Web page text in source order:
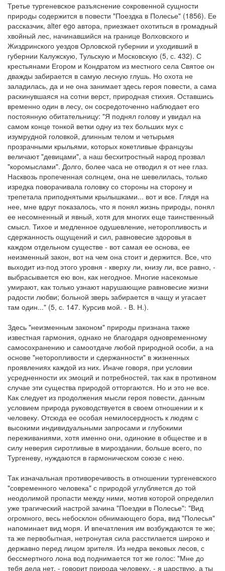
Третье тургеневское разъяснение сокровенной сущности
природы содержится в повести "Поездка в Полесье" (1856). Ее
рассказчик, alter ego автора, приезжает охотиться в громадный
хвойный лес, начинавшийся на границе Волховского и
Жиздринского уездов Орловской губернии и уходивший в
губернии Калужскую, Тульскую и Московскую (5, с. 432). С
крестьянами Егором и Кондратом из местного села Святое он
дважды забирается в самую лесную глушь. Но охота не
заладилась, да и не она занимает здесь героя повести, а сама
раскинувшаяся на сотни верст, природная стихия. Оставшись
временно один в лесу, он сосредоточенно наблюдает его
постоянную обитательницу: "Я поднял голову и увидал на
самом конце тонкой ветки одну из тех больших мух с
изумрудной головкой, длинным телом и четырьмя
прозрачными крыльями, которых кокетливые французы
величают "девицами", а наш бесхитростный народ прозвал
"коромыслами". Долго, более часа не отводил я от нее глаз.
Насквозь пропеченная солнцем, она не шевелилась, только
изредка поворачивала головку со стороны на сторону и
трепетала приподнятыми крылышками... вот и все. Глядя на
нее, мне вдруг показалось, что я понял жизнь природы, понял
ее несомненный и явный, хотя для многих еще таинственный
смысл. Тихое и медленное одушевление, неторопливость и
сдержанность ощущений и сил, равновесие здоровья в
каждом отдельном существе - вот самая ее основа, ее
неизменный закон, вот на чем она стоит и держится. Все, что
выходит из-под этого уровня - кверху ли, книзу ли, все равно, -
выбрасывается ею вон, как негодное. Многие насекомые
умирают, как только узнают нарушающие равновесие жизни
радости любви; больной зверь забирается в чащу и угасает
там один..." (5, с. 147. Курсив мой. - В. Н.).
Здесь "неизменным законом" природы признана также
известная гармония, однако не благодаря одновременному
самосохранению и самоотдаче любой природной особи, а на
основе "неторопливости и сдержанности" в жизненных
проявлениях каждой из них. Иначе говоря, при условии
усредненности их эмоций и потребностей, так как в противном
случае эти существа природой отторгаются. Но и это не все.
Как следует из продолжения мысли героя повести, данным
условием природа руководствуется в своем отношении и к
человеку. Отсюда ее особая немилосердность к людям с
высокими индивидуальными запросами и глубокими
переживаниями, хотя именно они, одинокие в обществе и в
силу неверия сиротливые в мироздании, больше всего, по
Тургеневу, нуждаются в гармоническом союзе с нею.
Так изначальная противоречивость в отношении тургеневского
"современного человека" с природой углубляется до той
неодолимой пропасти между ними, мотив которой определил
уже трагический настрой зачина "Поездки в Полесье": "Вид
огромного, весь небосклон обнимающего бора, вид "Полесья"
напоминает вид моря. И впечатления им возбуждаются те же;
та же первобытная, нетронутая сила расстилается широко и
державно перед лицом зрителя. Из недра вековых лесов, с
бессмертного лона вод поднимается тот же голос: "Мне до
тебя дела нет, - говорит природа человеку, - я царствую, а ты